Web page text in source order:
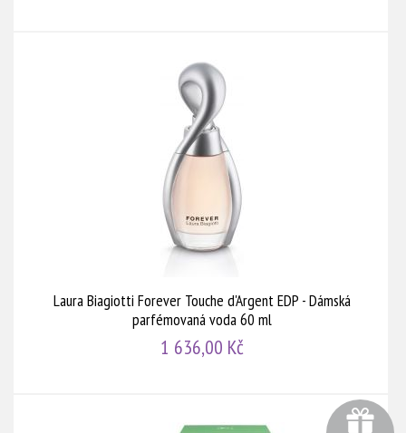
Laura Biagiotti Forever Touche d'Argent EDP - Dámská
parfémovaná voda 60 ml
1 636,00 Kč